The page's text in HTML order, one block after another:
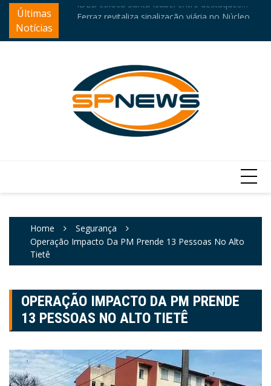
Skip
content
Últimas
Notícias
educacionais da região
Ferraz revitaliza sinalização viária no Núcleo
Home
Segurança
Operação Impacto Da PM Prende 13 Pessoas No Alto
Tietê
OPERAÇÃO IMPACTO DA PM PRENDE
13 PESSOAS NO ALTO TIETÊ